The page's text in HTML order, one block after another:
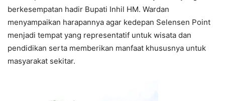
berkesempatan hadir Bupati Inhil HM. Wardan
menyampaikan harapannya agar kedepan Selensen Point
menjadi tempat yang representatif untuk wisata dan
pendidikan serta memberikan manfaat khususnya untuk
masyarakat sekitar.